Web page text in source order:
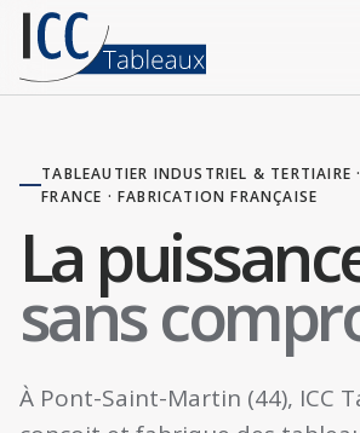
TABLEAUTIER INDUSTRIEL & TERTIAIRE
FRANCE · FABRICATION FRANÇAISE
La
sans
À Pont-Saint-Martin (44), ICC